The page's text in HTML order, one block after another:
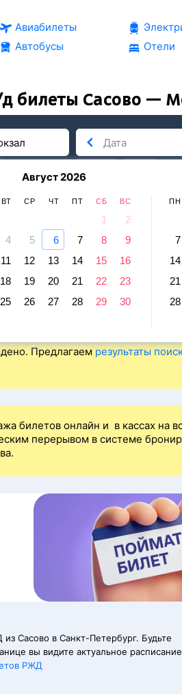
Авиабилеты
Автобусы
Отели
билеты Сасово —
Август 2026
ВТ СР ЧТ ПТ СБ ВС
1
2
4 5 6 7 8
9
11 12 13 14 15
16
18 19 20 21 22
23
25 26 27 28 29
30
ПН
7
14
21
28
послезавтра
вокзал
и прибытие по местному
Предлагаем результаты
билетов онлайн и в кассах на
перерывом в системе
Сасово в Санкт-Петербург. Будьте
вы видите актуальное расписание
РЖД